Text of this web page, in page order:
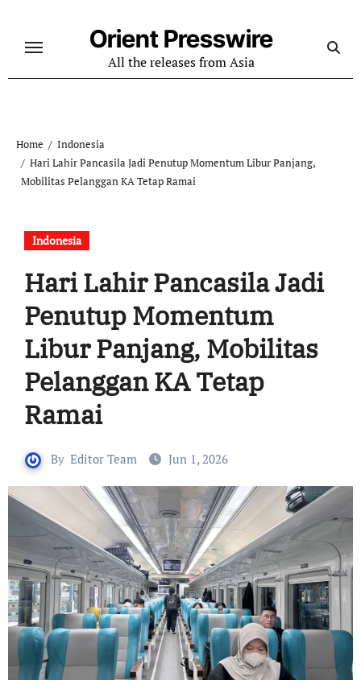
content
Orient Presswire
All the releases from Asia
Home
Indonesia
Hari Lahir Pancasila Jadi Penutup Momentum Libur Panjang,
Mobilitas Pelanggan KA Tetap Ramai
Indonesia
Hari Lahir Pancasila Jadi
Penutup Momentum
Libur Panjang, Mobilitas
Pelanggan KA Tetap
Ramai
By Editor Team Jun 1, 2026